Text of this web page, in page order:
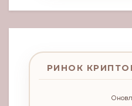
РИНОК